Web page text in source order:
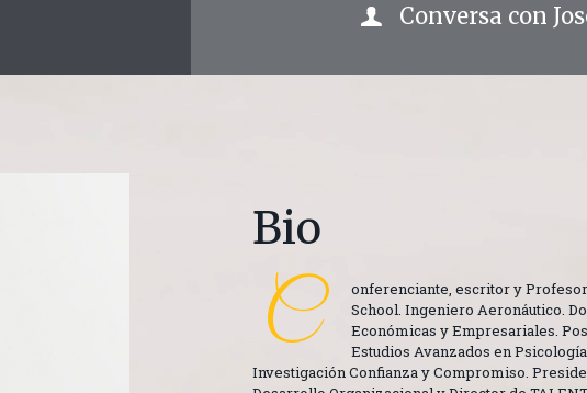
Conversa con
Bio
C
onferenciante, escritor y
School. Ingeniero Aeronáutico.
Económicas y Empresariales.
Estudios Avanzados en
Investigación Confianza y Compromiso.